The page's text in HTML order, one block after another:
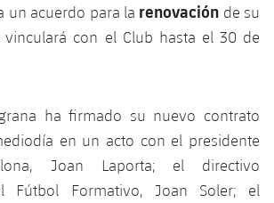
un acuerdo para la renovación de su
con el Club hasta el 30 de
ha firmado su nuevo contrato
en un acto con el presidente
​​Joan Laporta; el directivo
Fútbol Formativo, Joan Soler; el